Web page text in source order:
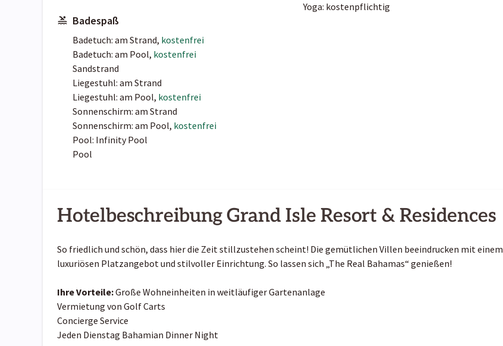
Badespaß
Badetuch: am Strand, kostenfrei
Badetuch: am Pool, kostenfrei
Sandstrand
Liegestuhl: am Strand
Liegestuhl: am Pool, kostenfrei
Sonnenschirm: am Strand
Sonnenschirm: am Pool, kostenfrei
Pool: Infinity Pool
Pool
Yoga: kostenpflichtig
Hotelbeschreibung Grand Isle Resort & Residences
So friedlich und schön, dass hier die Zeit stillzustehen scheint! Die gemütlichen Villen beeindrucken mit einem
luxuriösen Platzangebot und stilvoller Einrichtung. So lassen sich „The Real Bahamas“ genießen!
Ihre Vorteile:Große Wohneinheiten in weitläufiger Gartenanlage
Vermietung von Golf Carts
Concierge Service
Jeden Dienstag Bahamian Dinner Night